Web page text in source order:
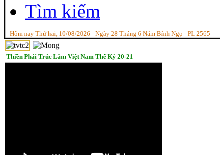
Tìm kiếm
Hôm nay Thứ hai, 10/08/2026 - Ngày 28 Tháng 6 Năm Bính Ngọ - PL 2565
Thiền Phái Trúc Lâm Việt Nam Thế Kỷ 20-21